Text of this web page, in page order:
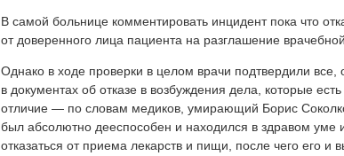
В самой больнице комментировать инцидент пока что
от доверенного лица пациента на разглашение
Однако в ходе проверки в целом врачи подтвердили
в документах об отказе в возбуждения дела, которые
отличие — по словам медиков, умирающий Борис
был абсолютно дееспособен и находился в здравом
отказаться от приема лекарств и пищи, после чего его